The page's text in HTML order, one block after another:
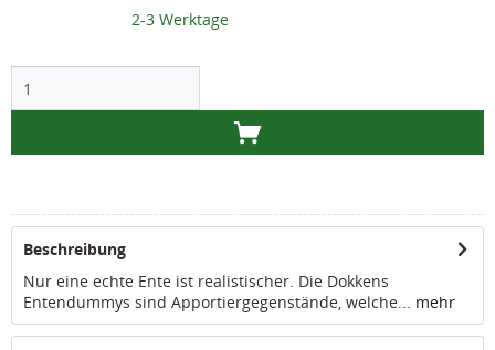
2-3 Werktage
Beschreibung
Nur eine echte Ente ist realistischer. Die Dokkens
Entendummys sind Apportiergegenstände, welche... mehr